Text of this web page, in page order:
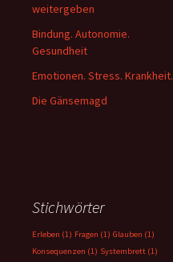
weitergeben
Bindung. Autonomie.
Gesundheit
Emotionen. Stress. Krankheit.
Die Gänsemagd
Stichwörter
Erleben (1) Fragen (1) Glauben (1)
Konsequenzen (1) Systembrett (1)